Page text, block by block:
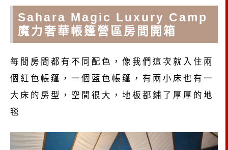
Sahara Magic Luxury Camp
魔力奢華帳篷營區房間開箱
每間房間都有不同配色，像我們這次就入住兩
個紅色帳篷，一個藍色帳篷，有兩小床也有一
大床的房型，空間很大，地板都鋪了厚厚的地
毯